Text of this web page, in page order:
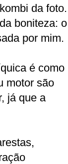
da foto.
boniteza: o
por mim.
é como
motor são
já que a